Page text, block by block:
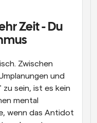
Zeit - Du
Zwischen
und
sein, ist es kein
mental
wenn das Antidot